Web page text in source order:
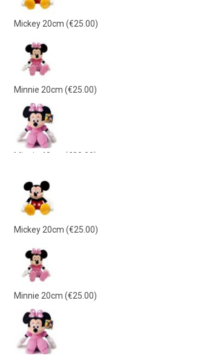
Mickey 20cm (€25.00)
Minnie 20cm (€25.00)
Minnie 40cm (€38.00)
Mickey 20cm (€25.00)
Minnie 20cm (€25.00)